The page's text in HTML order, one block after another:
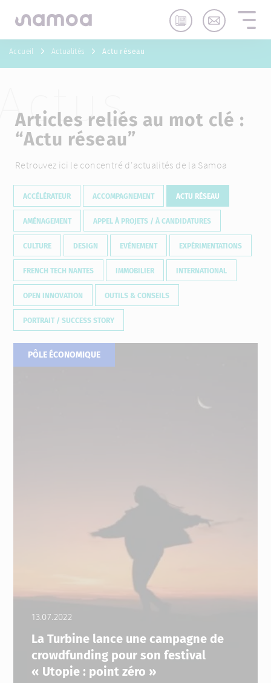
Accueil Actualités Actu réseau
Articles reliés au mot clé :
“Actu réseau”
Retrouvez ici le concentré d'actualités de la Samoa
ACCÉLÉRATEUR ACCOMPAGNEMENT ACTU RÉSEAU
AMÉNAGEMENT APPEL À PROJETS / À CANDIDATURES
CULTURE DESIGN EVÉNEMENT EXPÉRIMENTATIONS
FRENCH TECH NANTES IMMOBILIER INTERNATIONAL
OPEN INNOVATION OUTILS & CONSEILS
PORTRAIT / SUCCESS STORY
PÔLE ÉCONOMIQUE
13.07.2022
La Turbine lance une campagne de
crowdfunding pour son festival
« Utopie : point zéro »